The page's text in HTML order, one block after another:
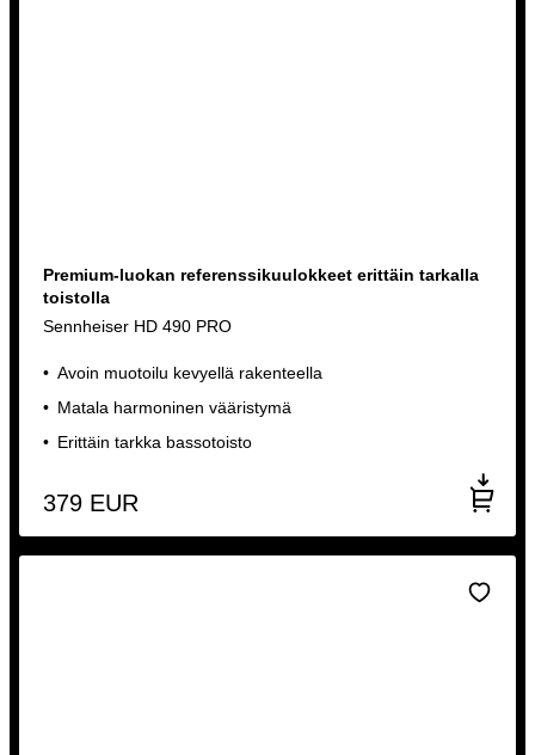
Premium-luokan referenssikuulokkeet erittäin tarkalla
toistolla
Sennheiser HD 490 PRO
Avoin muotoilu kevyellä rakenteella
Matala harmoninen vääristymä
Erittäin tarkka bassotoisto
379 EUR